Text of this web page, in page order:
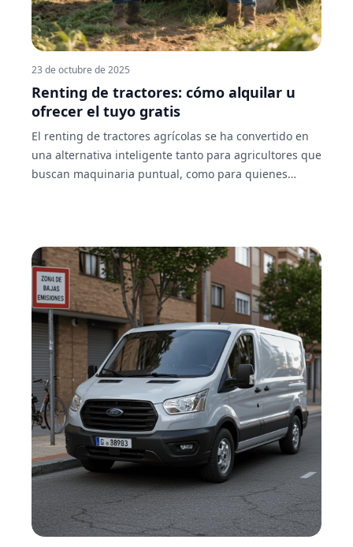
23 de octubre de 2025
Renting de tractores: cómo alquilar u
ofrecer el tuyo gratis
El renting de tractores agrícolas se ha convertido en
una alternativa inteligente tanto para agricultores que
buscan maquinaria puntual, como para quienes
tractor sin coste alguno o alquilar el que mejor se
adapte a tus necesidades de forma rápida,
transparente y sin intermediarios. Este modelo
colaborativo permite optimizar los recursos
disponibles, reducir costes de mantenimiento y
acceder a maquinaria moderna sin tener que hacer
grandes inversiones. Ya seas un profesional del
campo, una cooperativa o un particular, el renting de
tractores en BUEYDU te abre la puerta a nuevas
oportunidades.